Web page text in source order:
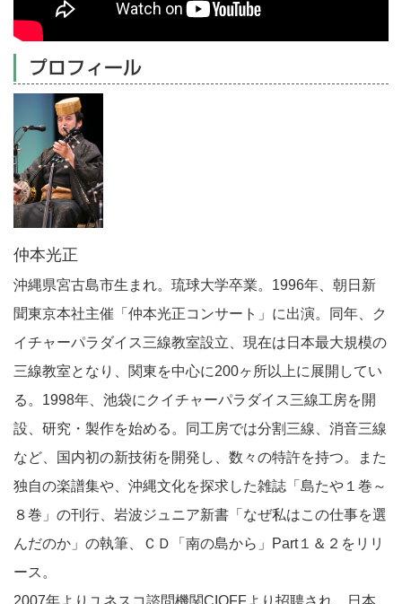
プロフィール
仲本光正
沖縄県宮古島市生まれ。琉球大学卒業。1996年、朝日新
聞東京本社主催「仲本光正コンサート」に出演。同年、ク
イチャーパラダイス三線教室設立、現在は日本最大規模の
三線教室となり、関東を中心に200ヶ所以上に展開してい
る。1998年、池袋にクイチャーパラダイス三線工房を開
設、研究・製作を始める。同工房では分割三線、消音三線
など、国内初の新技術を開発し、数々の特許を持つ。また
独自の楽譜集や、沖縄文化を探求した雑誌「島たや１巻～
８巻」の刊行、岩波ジュニア新書「なぜ私はこの仕事を選
んだのか」の執筆、ＣＤ「南の島から」Part１＆２をリリ
ース。
2007年よりユネスコ諮問機関CIOFFより招聘され、日本